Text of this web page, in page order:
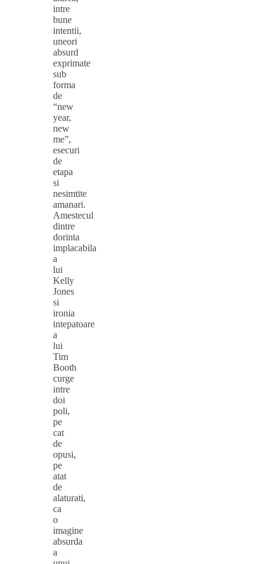
intre
bune
intentii,
uneori
absurd
exprimate
sub
forma
de
“new
year,
new
me”,
esecuri
de
etapa
si
nesimtite
amanari.
Amestecul
dintre
dorinta
implacabila
a
lui
Kelly
Jones
si
ironia
intepatoare
a
lui
Tim
Booth
curge
intre
doi
poli,
pe
cat
de
opusi,
pe
atat
de
alaturati,
ca
o
imagine
absurda
a